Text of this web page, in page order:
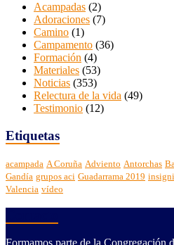
Acampadas (2)
Adoraciones (7)
Camino (1)
Campamento (36)
Formación (4)
Materiales (53)
Noticias (353)
Relectura de la vida (49)
Testimonio (12)
Etiquetas
acampada A Coruña Adviento Antorchas
Gandía grupos aci Guadarrama 2019
Valencia vídeo